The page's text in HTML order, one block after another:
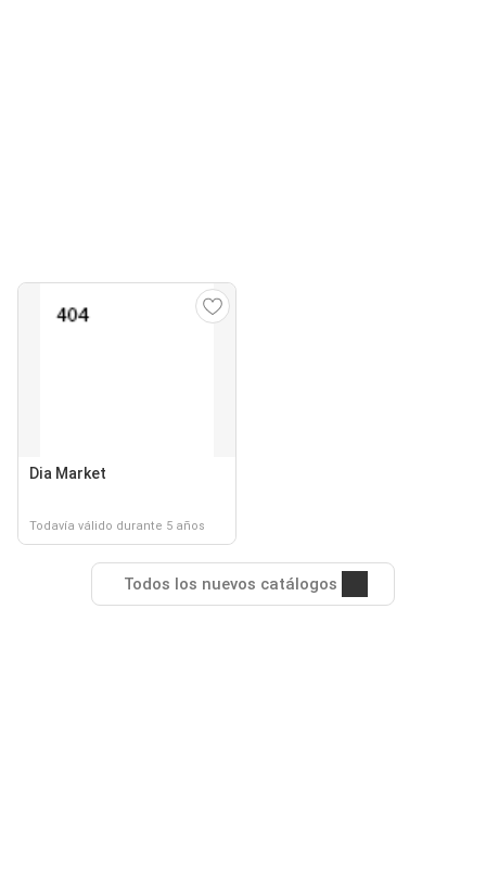
Dia Market
Todavía válido durante 5 años
Todos los nuevos catálogos